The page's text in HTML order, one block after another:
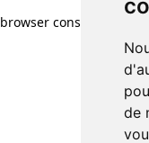
de
de
browser console for